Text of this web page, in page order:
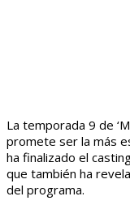
La temporada 9 de
promete ser la más
ha finalizado el
que también ha
del programa.